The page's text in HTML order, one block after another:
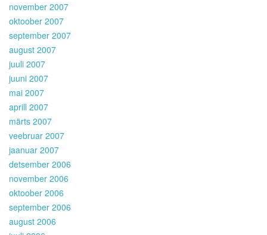
november 2007
oktoober 2007
september 2007
august 2007
juuli 2007
juuni 2007
mai 2007
aprill 2007
märts 2007
veebruar 2007
jaanuar 2007
detsember 2006
november 2006
oktoober 2006
september 2006
august 2006